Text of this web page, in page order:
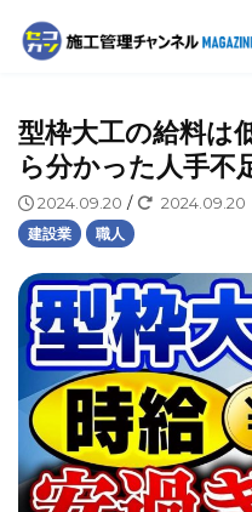
型枠大工の給料は
ら分かった人手不
2024.09.20 / 2024.09.20
建設業 職人